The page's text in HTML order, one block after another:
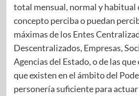
total mensual, normal y habitual
concepto perciba o puedan
máximas de los Entes
Descentralizados, Empresas,
Agencias del Estado, o de las
que existen en el ámbito del
personería suficiente para actuar